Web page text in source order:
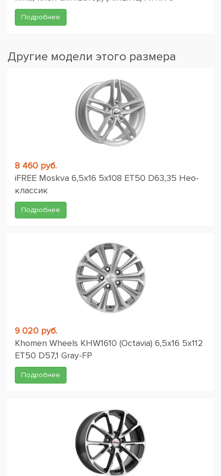
Подробнее
Другие модели этого размера
8 460 руб.
iFREE Moskva 6,5x16 5x108 ET50 D63,35 Нео-
классик
Подробнее
9 020 руб.
Khomen Wheels KHW1610 (Octavia) 6,5x16 5x112
ET50 D57,1 Gray-FP
Подробнее